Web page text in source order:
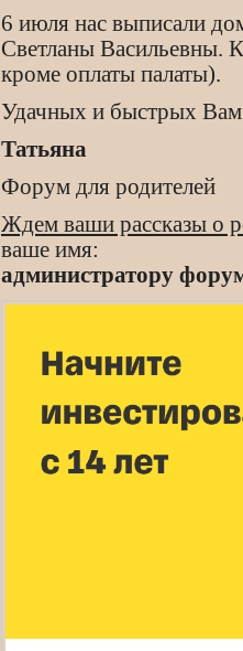
6 июля нас выписали
Светланы Васильевны.
кроме оплаты палаты).
Удачных и быстрых
Татьяна
Форум для родителей
Ждем ваши рассказы о
ваше имя:
администратору